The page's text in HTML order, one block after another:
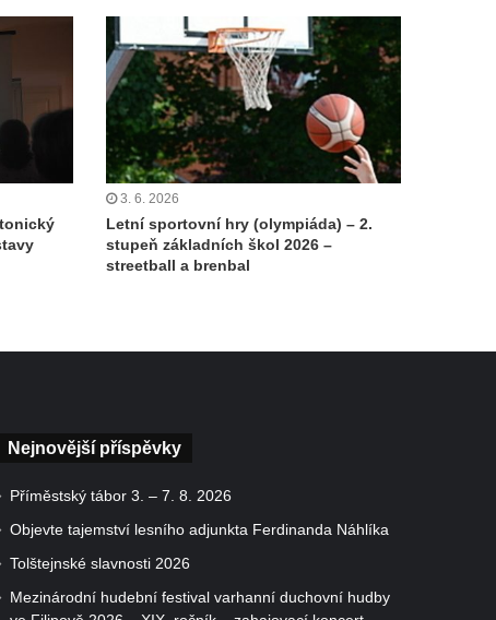
3. 6. 2026
Letní sportovní hry (olympiáda) – 2.
stupeň základních škol 2026 –
streetball a brenbal
Nejnovější příspěvky
Příměstský tábor 3. – 7. 8. 2026
Objevte tajemství lesního adjunkta Ferdinanda Náhlíka
Tolštejnské slavnosti 2026
Mezinárodní hudební festival varhanní duchovní hudby